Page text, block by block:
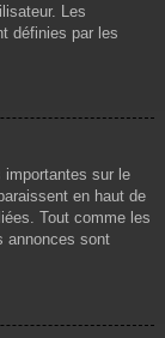
Les
définies par les
importantes sur le
en haut de
Tout comme les
annonces sont